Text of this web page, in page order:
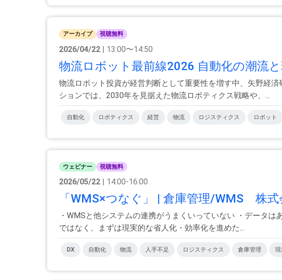
アーカイブ 視聴無料
2026/04/22 | 13:00〜14:50
物流ロボット最前線2026 自動化の潮流
物流ロボット投資が経営判断として重要性を増す中、矢野経
ションでは、2030年を見据えた物流ロボティクス戦略や、...
自動化 ロボティクス 経営 物流 ロジスティクス ロボット
ウェビナー 視聴無料
2026/05/22 | 14:00-16:00
「WMS×つなぐ」 | 倉庫管理/WMS 株
・WMSと他システムの連携がうまくいっていない ・データ
ではなく、まずは現実的な省人化・効率化を進めた...
DX 自動化 物流 人手不足 ロジスティクス 倉庫管理